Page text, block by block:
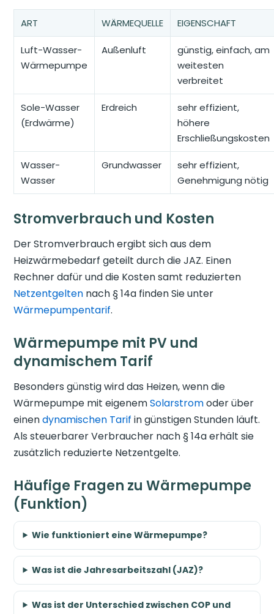
ART WÄRMEQUELLE EIGENSCHAFT
Luft-Wasser-
Wärmepumpe
Außenluft
günstig, einfach, am
weitesten
verbreitet
Sole-Wasser
(Erdwärme)
Erdreich
sehr effizient,
höhere
Erschließungskosten
Wasser-
Wasser
Grundwasser
sehr effizient,
Genehmigung nötig
Stromverbrauch und Kosten
Der Stromverbrauch ergibt sich aus dem
Heizwärmebedarf geteilt durch die JAZ. Einen
Rechner dafür und die Kosten samt reduzierten
Netzentgelten nach § 14a finden Sie unter
Wärmepumpentarif.
Wärmepumpe mit PV und
dynamischem Tarif
Besonders günstig wird das Heizen, wenn die
Wärmepumpe mit eigenemSolarstromoder über
einendynamischen Tarif in günstigen Stunden läuft.
Als steuerbarer Verbraucher nach § 14a erhält sie
zusätzlich reduzierte Netzentgelte.
Häufige Fragen zu Wärmepumpe
(Funktion)
Wie funktioniert eine Wärmepumpe?
Was ist die Jahresarbeitszahl (JAZ)?
Was ist der Unterschied zwischen COP und